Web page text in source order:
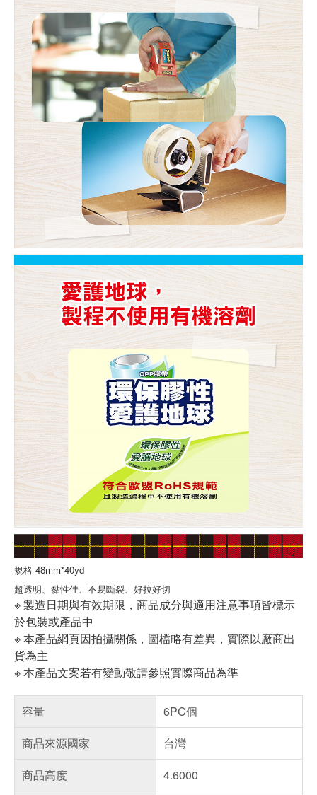
規格 48mm*40yd
超透明、黏性佳、不易斷裂、好拉好切
※ 製造日期與有效期限，商品成分與適用注意事項皆標示
於包裝或產品中
※ 本產品網頁因拍攝關係，圖檔略有差異，實際以廠商出
貨為主
※ 本產品文案若有變動敬請參照實際商品為準
容量
6PC個
商品來源國家
台灣
商品高度
4.6000